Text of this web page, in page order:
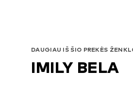
DAUGIAU IŠ ŠIO PREKĖS
IMILY BELA